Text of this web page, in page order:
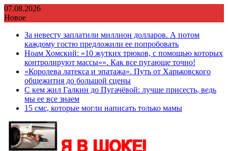
Перейти
к
07.08.2026
Новое
За невесту заплатили миллион долларов. А потом
каждому гостю предложили ее попробовать
Ноам Хомский: «10 жутких трюков, с помощью которых
контролируют массы»». Как все пугающе точно!
«Королева латекса и эпатажа». Путь от Харьковского
общежития до большой сцены
С кем жил Галкин до Пугачёвой: лучше присесть, ведь
мы ее все знаем
15 смс, которые могли написать только мамы